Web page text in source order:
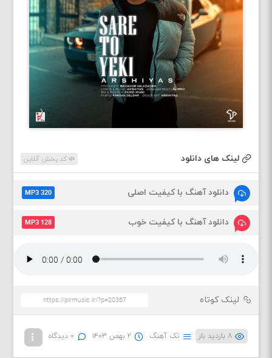
لینک های دانلود کد پخش آنلاین
دانلود آهنگ با کیفیت اصلی MP3 320
دانلود آهنگ با کیفیت خوب MP3 128
لینک کوتاه
۸ بازدید بار تک آهنگ ۲ بهمن ۱۴۰۳ ۰ دیدگاه